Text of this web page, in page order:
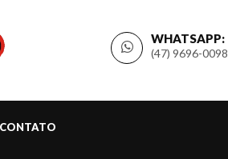
WHATSAPP:
(47) 9696-0098
CONTATO